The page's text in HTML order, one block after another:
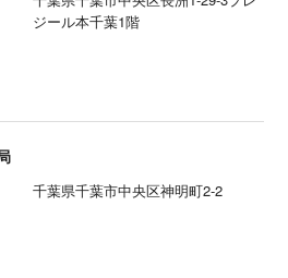
ジール本千葉1階
千葉県千葉市中央区神明町2-2